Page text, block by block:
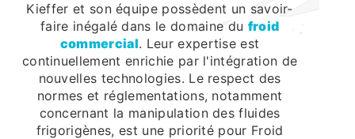
Kieffer et son équipe possèdent un savoir-
faire inégalé dans le domaine du froid
commercial. Leur expertise est
continuellement enrichie par l'intégration de
nouvelles technologies. Le respect des
normes et réglementations, notamment
concernant la manipulation des fluides
frigorigènes, est une priorité pour Froid